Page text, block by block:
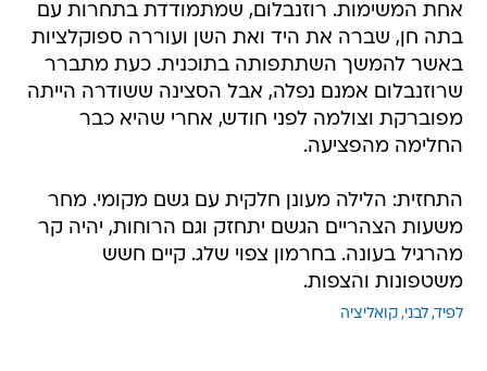
אחת המשימות. רוזנבלום, שמתמודדת בתחרות עם
בתה חן, שברה את היד ואת השן ועוררה ספוקלציות
באשר להמשך השתתפותה בתוכנית. כעת מתברר
שרוזנבלום אמנם נפלה, אבל הסצינה ששודרה הייתה
מפוברקת וצולמה לפני חודש, אחרי שהיא כבר
החלימה מהפציעה.
התחזית: הלילה מעונן חלקית עם גשם מקומי. מחר
משעות הצהריים הגשם יתחזק וגם הרוחות, יהיה קר
מהרגיל בעונה. בחרמון צפוי שלג. קיים חשש
משטפונות והצפות.
לפיד לבני קואליציה